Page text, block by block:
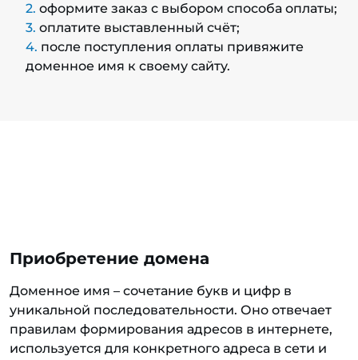
оформите заказ с выбором способа оплаты;
оплатите выставленный счёт;
после поступления оплаты привяжите
доменное имя к своему сайту.
Приобретение домена
Доменное имя – сочетание букв и цифр в
уникальной последовательности. Оно отвечает
правилам формирования адресов в интернете,
используется для конкретного адреса в сети и